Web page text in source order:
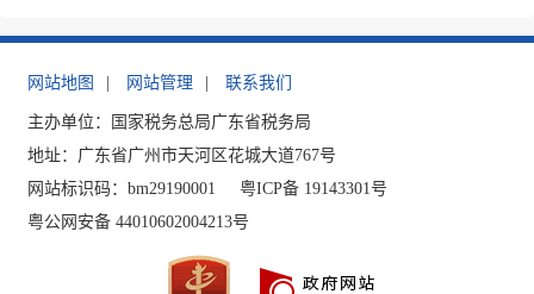
网站地图 网站管理 联系我们
主办单位：国家税务总局广东省税务局
地址：广东省广州市天河区花城大道767号
网站标识码：bm29190001
粤ICP备 19143301号
粤公网安备 44010602004213号